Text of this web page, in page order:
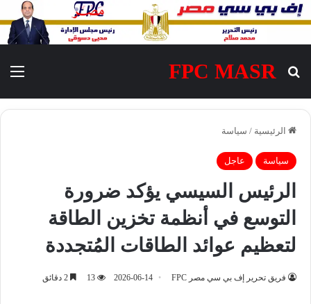
FPC MASR
بحث عن
الرئيسية / سياسة
سياسة عاجل
الرئيس السيسي يؤكد ضرورة
التوسع في أنظمة تخزين الطاقة
لتعظيم عوائد الطاقات المُتجددة
فريق تحرير إف بي سي مصر FPC 2026-06-14
13